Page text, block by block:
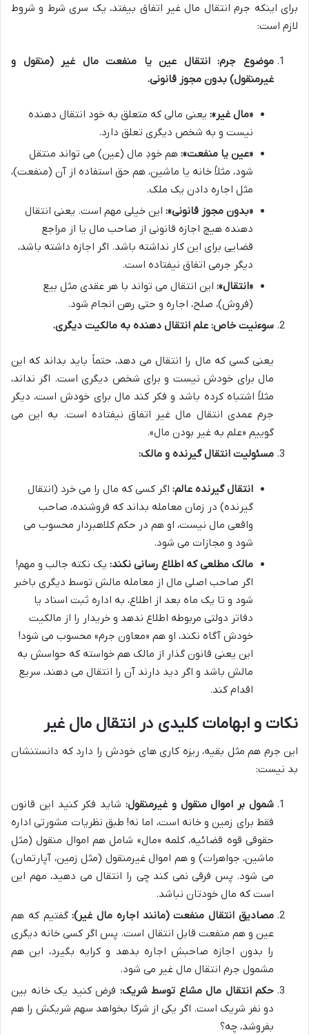
برای اینکه جرم انتقال مال غیر اتفاق بیفتد، یک سری شرط و شروط
لازم است:
موضوع جرم: انتقال عین یا منفعت مال غیر (منقول و
غیرمنقول) بدون مجوز قانونی.
«مال غیر»: یعنی مالی که متعلق به خود انتقال دهنده
نیست و به شخص دیگری تعلق دارد.
«عین یا منفعت»: هم خودِ مال (عین) می تواند منتقل
شود، مثلاً خانه یا ماشین، هم حق استفاده از آن (منفعت)،
مثل اجاره دادن یک ملک.
«بدون مجوز قانونی»: این خیلی مهم است. یعنی انتقال
دهنده هیچ اجازه قانونی از صاحب مال یا از مراجع
قضایی برای این کار نداشته باشد. اگر اجازه داشته باشد،
دیگر جرمی اتفاق نیفتاده است.
«انتقال»: این انتقال می تواند با هر عقدی مثل بیع
(فروش)، صلح، اجاره و حتی رهن انجام شود.
سوءنیت خاص: علم انتقال دهنده به مالکیت دیگری.
یعنی کسی که مال را انتقال می دهد، حتماً باید بداند که این
مال برای خودش نیست و برای شخص دیگری است. اگر نداند،
مثلاً اشتباه کرده باشد و فکر کند مال برای خودش است، دیگر
جرم عمدی انتقال مال غیر اتفاق نیفتاده است. به این می
گوییم «علم به غیر بودن مال».
مسئولیت انتقال گیرنده و مالک:
انتقال گیرنده عالم: اگر کسی که مال را می خرد (انتقال
گیرنده) در زمان معامله بداند که فروشنده، صاحب
واقعی مال نیست، او هم در حکم کلاهبردار محسوب می
شود و مجازات می شود.
مالک مطلعی که اطلاع رسانی نکند: یک نکته جالب و مهم!
اگر صاحب اصلی مال از معامله مالش توسط دیگری باخبر
شود و تا یک ماه بعد از اطلاع، به اداره ثبت اسناد یا
دفاتر دولتی مربوطه اطلاع ندهد و خریدار را از مالکیت
خودش آگاه نکند، او هم «معاون جرم» محسوب می شود!
این یعنی قانون گذار از مالک هم خواسته که حواسش به
مالش باشد و اگر دید دارند آن را انتقال می دهند، سریع
اقدام کند.
نکات و ابهامات کلیدی در انتقال مال غیر
این جرم هم مثل بقیه، ریزه کاری های خودش را دارد که دانستنشان
بد نیست:
شمول بر اموال منقول و غیرمنقول: شاید فکر کنید این قانون
فقط برای زمین و خانه است، اما نه! طبق نظریات مشورتی اداره
حقوقی قوه قضائیه، کلمه «مال» شامل هم اموال منقول (مثل
ماشین، جواهرات) و هم اموال غیرمنقول (مثل زمین، آپارتمان)
می شود. پس فرقی نمی کند چی را انتقال می دهید، مهم این
است که مال خودتان نباشد.
مصادیق انتقال منفعت (مانند اجاره مال غیر):گفتیم که هم
عین و هم منفعت قابل انتقال است. پس اگر کسی خانه دیگری
را بدون اجازه صاحبش اجاره بدهد و کرایه بگیرد، این هم
مشمول جرم انتقال مال غیر می شود.
حکم انتقال مال مشاع توسط شریک: فرض کنید یک خانه بین
دو نفر شریک است. اگر یکی از شرکا بخواهد سهم شریکش را هم
بفروشد، چه؟